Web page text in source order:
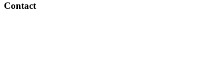
Contact